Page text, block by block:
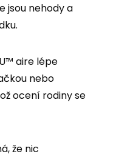
jsou nehody a
aire lépe
nebo
ocení rodiny se
že nic